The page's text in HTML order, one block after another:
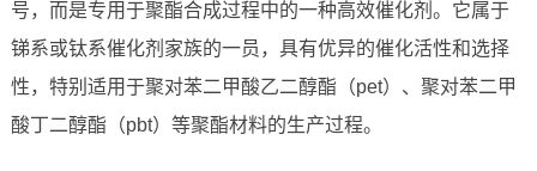
号，而是专用于聚酯合成过程中的一种高效催化剂。它属于
锑系或钛系催化剂家族的一员，具有优异的催化活性和选择
性，特别适用于聚对苯二甲酸乙二醇酯（pet）、聚对苯二甲
酸丁二醇酯（pbt）等聚酯材料的生产过程。